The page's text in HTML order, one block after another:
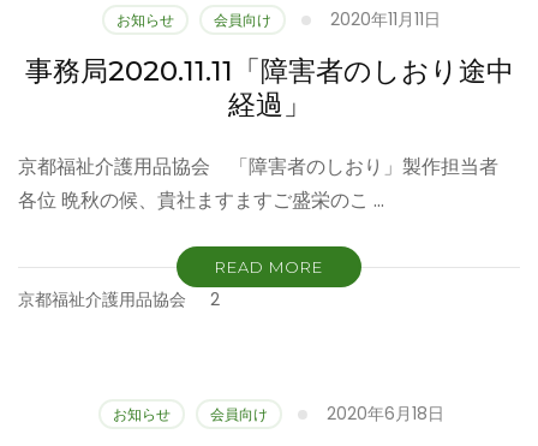
お知らせ 会員向け 2020年11月11日
事務局2020.11.11「障害者のしおり途中
経過」
京都福祉介護用品協会 「障害者のしおり」製作担当者
各位 晩秋の候、貴社ますますご盛栄のこ …
READ MORE
京都福祉介護用品協会 2
お知らせ 会員向け 2020年6月18日